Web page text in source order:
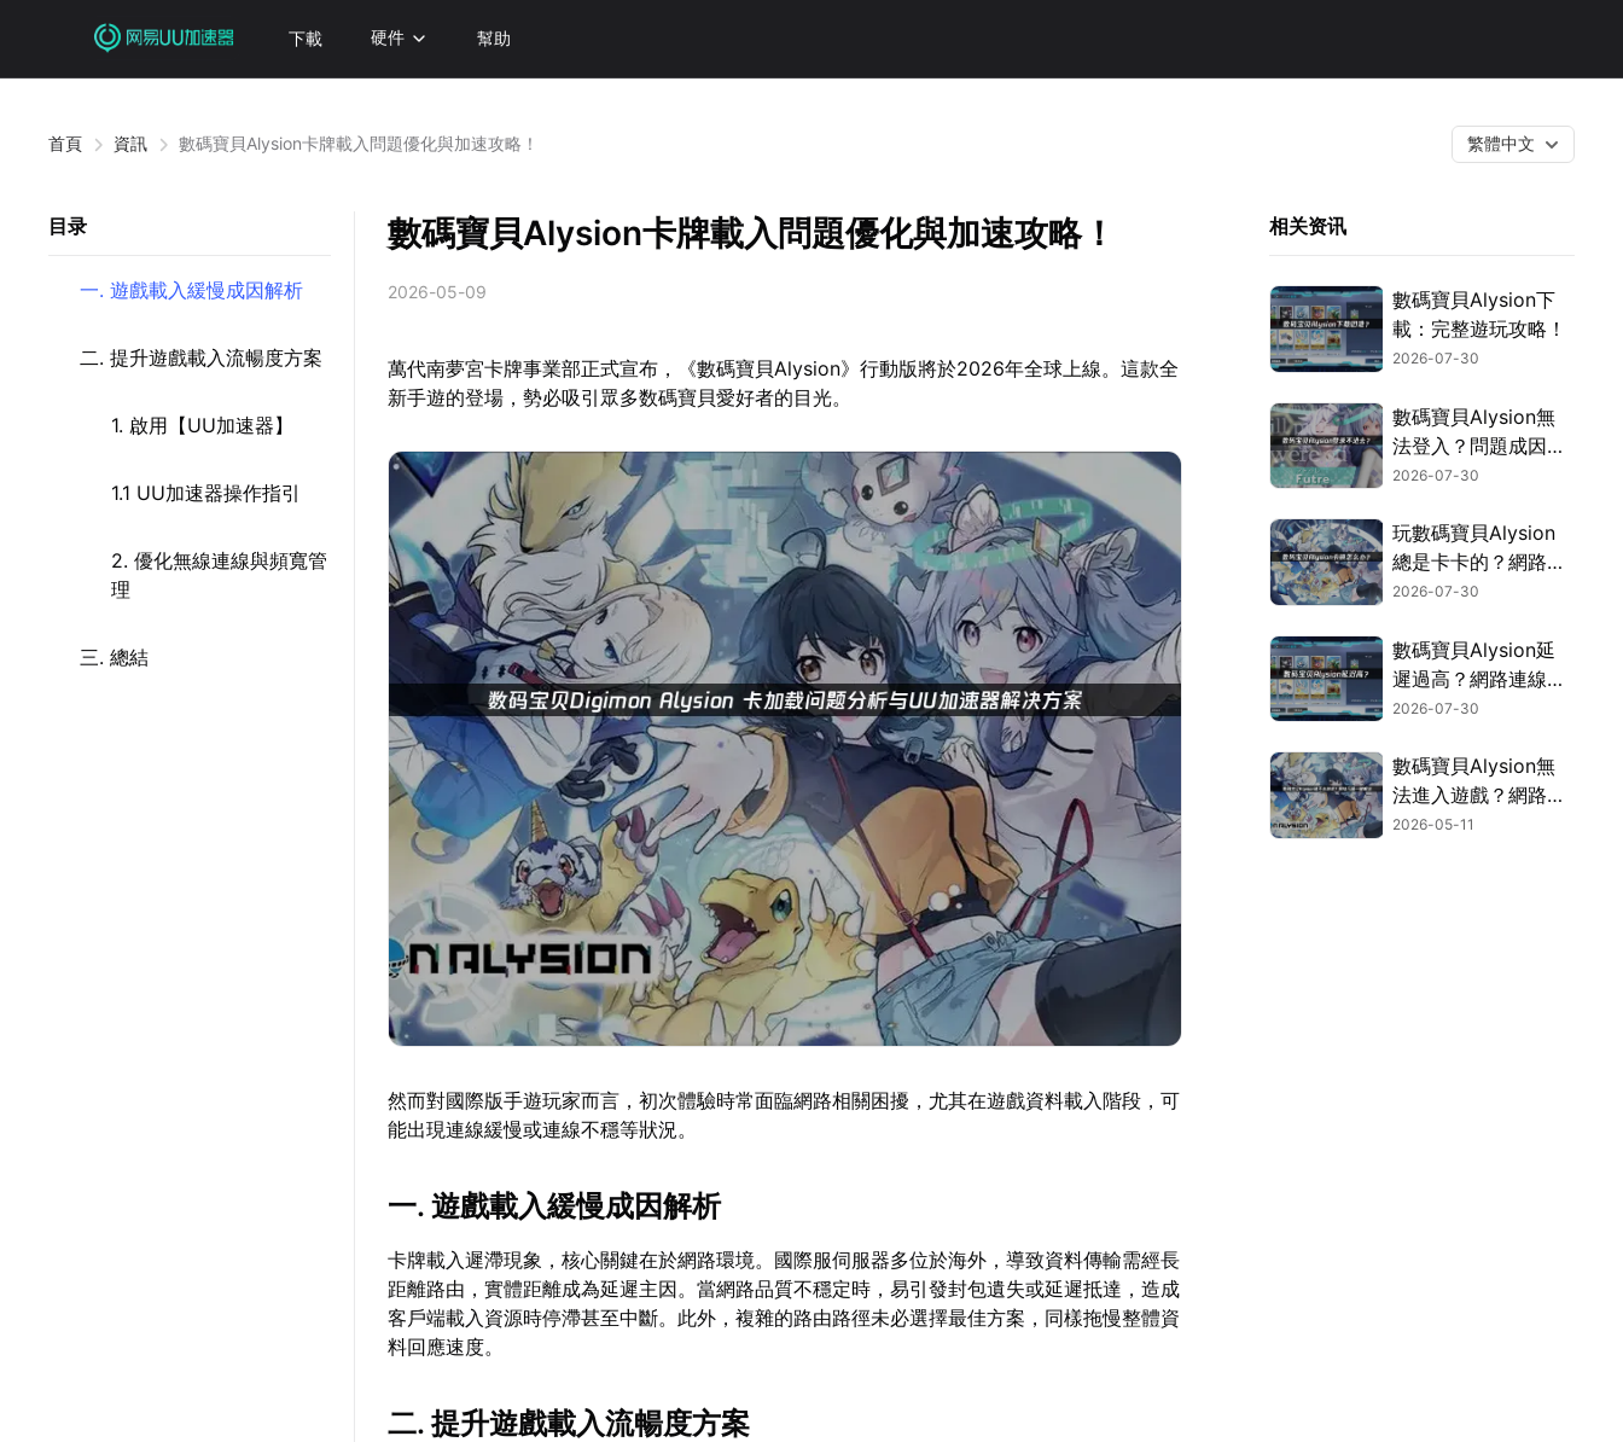
下載 硬件 幫助
首頁 資訊 數碼寶貝Alysion卡牌載入問題優化與加速攻略！ 繁體中文
目录
一. 遊戲載入緩慢成因解析
二. 提升遊戲載入流暢度方案
1. 啟用【UU加速器】
1.1 UU加速器操作指引
2. 優化無線連線與頻寬管
理
三. 總結
數碼寶貝Alysion卡牌載入問題優化與加速攻略！
2026-05-09
萬代南夢宮卡牌事業部正式宣布，《數碼寶貝Alysion》行動版將於2026年全球上線。這款全
新手遊的登場，勢必吸引眾多数碼寶貝愛好者的目光。
然而對國際版手遊玩家而言，初次體驗時常面臨網路相關困擾，尤其在遊戲資料載入階段，可
能出現連線緩慢或連線不穩等狀況。
一. 遊戲載入緩慢成因解析
卡牌載入遲滯現象，核心關鍵在於網路環境。國際服伺服器多位於海外，導致資料傳輸需經長
距離路由，實體距離成為延遲主因。當網路品質不穩定時，易引發封包遺失或延遲抵達，造成
客戶端載入資源時停滯甚至中斷。此外，複雜的路由路徑未必選擇最佳方案，同樣拖慢整體資
料回應速度。
二. 提升遊戲載入流暢度方案
相关资讯
數碼寶貝Alysion下
載：完整遊玩攻略！
2026-07-30
數碼寶貝Alysion無
法登入？問題成因與
解決對策！
2026-07-30
玩數碼寶貝Alysion
總是卡卡的？網路設
定與硬體調整一次搞
2026-07-30
數碼寶貝Alysion延
遲過高？網路連線優
化方案報你知！
2026-07-30
數碼寶貝Alysion無
法進入遊戲？網路連
線問題一次搞定！
2026-05-11